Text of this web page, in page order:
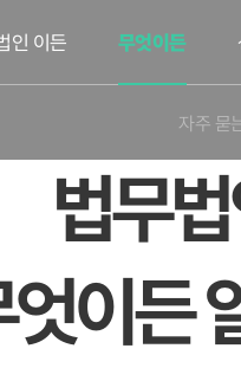
인 이든 무엇이든
자주 묻
법무
이든